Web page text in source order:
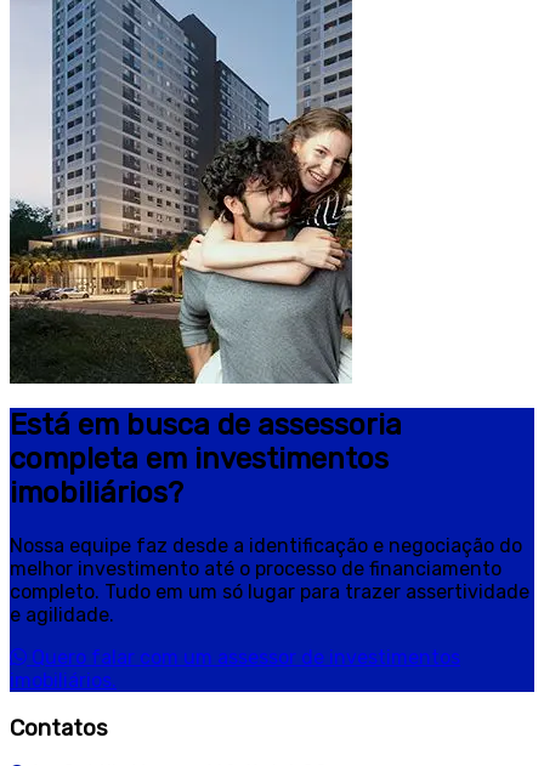
Está em busca de assessoria
completa em investimentos
imobiliários?
Nossa equipe faz desde a identificação e negociação do
melhor investimento até o processo de financiamento
completo. Tudo em um só lugar para trazer assertividade
e agilidade.
Quero falar com um assessor de investimentos
imobiliários.
Contatos